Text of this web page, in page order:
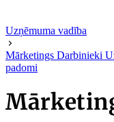
Uzņēmuma vadība
Mārketings Darbinieki
padomi